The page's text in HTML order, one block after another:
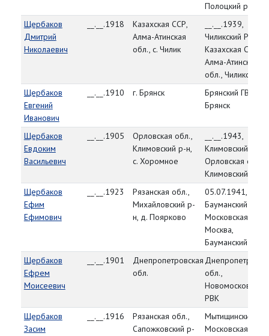
Полоцкий р-н
Щербаков
Дмитрий
Николаевич
__.__.1918
Казахская ССР,
Алма-Атинская
обл., с. Чилик
__.__.1939,
Чиликский РВК,
Казахская ССР,
Алма-Атинская
обл., Чиликский
Щербаков
Евгений
Иванович
__.__.1910 г. Брянск
Брянский ГВК, г.
Брянск
Щербаков
Евдоким
Васильевич
__.__.1905
Орловская обл.,
Климовский р-н,
с. Хоромное
__.__.1943,
Климовский РВК,
Орловская обл.,
Климовский р-н
Щербаков
Ефим
Ефимович
__.__.1923
Рязанская обл.,
Михайловский р-
н, д. Поярково
05.07.1941,
Бауманский РВК,
Московская обл.,
Москва,
Бауманский р-н
Щербаков
Ефрем
Моисеевич
__.__.1901
Днепропетровская
обл.
обл.,
Новомосковский
РВК
Щербаков
Засим
__.__.1916
Рязанская обл.,
Сапожковский р-
Мытищинский
Московская обл.,